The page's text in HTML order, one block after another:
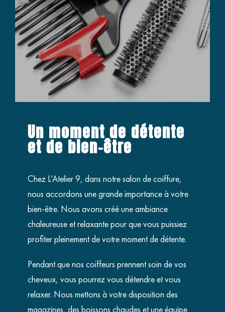
Un moment de détente
et de bien-être
Chez L’Atelier 9, dans notre salon de coiffure,
nous accordons une grande importance à votre
bien-être. Nous avons créé une ambiance
chaleureuse et relaxante pour que vous puissiez
profiter pleinement de votre moment de détente.
Pendant que nos coiffeurs prennent soin de vos
cheveux, vous pourrez vous détendre et vous
relaxer. Nous mettons à votre disposition des
magazines, des boissons chaudes et une équipe